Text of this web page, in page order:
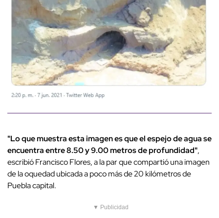
"Lo que muestra esta imagen es que el espejo de agua se
encuentra entre 8.50 y 9.00 metros de profundidad",
escribió Francisco Flores, a la par que compartió una imagen
de la oquedad ubicada a poco más de 20 kilómetros de
Puebla capital.
▼ Publicidad